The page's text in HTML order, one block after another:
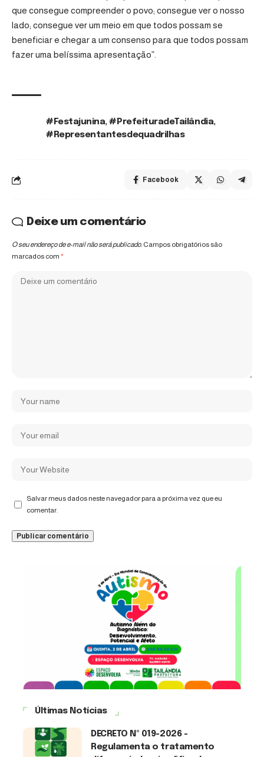
que consegue compreender o povo; consegue ver o nosso
lado; consegue ver um meio em que todos possam se
beneficiar e chegar a um consenso para que todos possam
fazer uma belíssima apresentação”.
#Festajunina,#PrefeituradeTailândia,
#Representantesdequadrilhas
Facebook
Deixe um comentário
O seu endereço de e-mail não será publicado. Campos obrigatórios são
marcados com *
Salvar meus dados neste navegador para a próxima vez que eu
comentar.
Últimas Notícias
DECRETO Nº 019-2026 -
Regulamenta o tratamento